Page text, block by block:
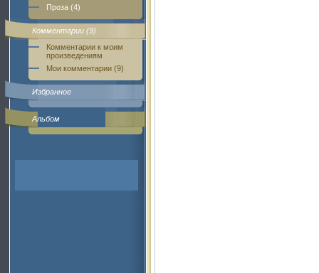
Проза (4)
Комментарии (9)
Комментарии к моим
произведениям
Мои комментарии (9)
Избранное
Альбом